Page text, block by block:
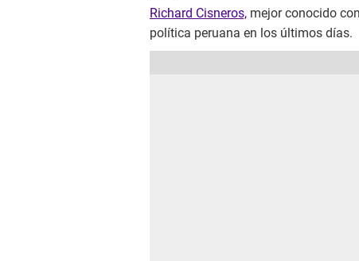
Richard Cisneros, mejor conocido
política peruana en los últimos días.